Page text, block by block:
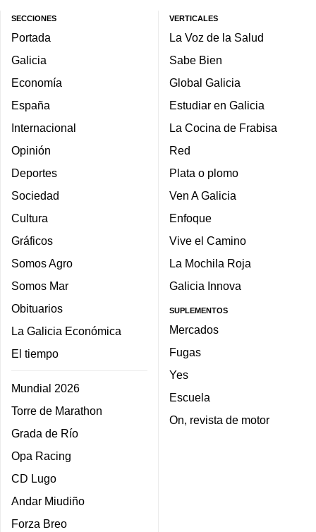
SECCIONES
Portada
Galicia
Economía
España
Internacional
Opinión
Deportes
Sociedad
Cultura
Gráficos
Somos Agro
Somos Mar
Obituarios
La Galicia Económica
El tiempo
Mundial 2026
Torre de Marathon
Grada de Río
Opa Racing
CD Lugo
Andar Miudiño
Forza Breo
VERTICALES
La Voz de la Salud
Sabe Bien
Global Galicia
Estudiar en Galicia
La Cocina de Frabisa
Red
Plata o plomo
Ven A Galicia
Enfoque
Vive el Camino
La Mochila Roja
Galicia Innova
SUPLEMENTOS
Mercados
Fugas
Yes
Escuela
On, revista de motor